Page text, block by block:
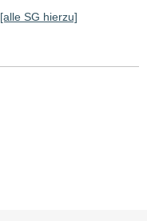
[alle SG hierzu]